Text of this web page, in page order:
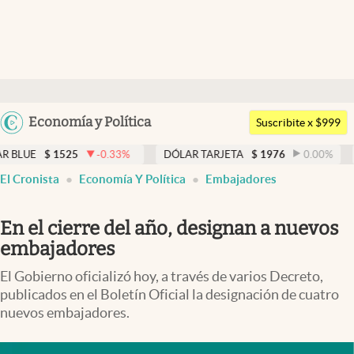
Argentina
Uruguay
Economía y Política
Members
Economía y Política
Finanzas y Mercados
Negocios
Columnistas
Otras secciones
Suscribite x $999
-0.33 % DÓLAR TARJETA $ 1976 0.00% DÓLAR MEP
El Cronista Economía Y Política Embajadores
En el cierre del año, designan a nuevos
embajadores
El Gobierno oficializó hoy, a través de varios Decreto,
publicados en el Boletín Oficial la designación de cuatro
nuevos embajadores.